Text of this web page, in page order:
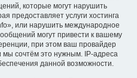
которые могут нарушить
предоставляет услуги хостинга
или нарушить международное
могут привести к вашему
при этом ваш провайдер
мы сочтём это нужным. IP-адреса
данной возможности.